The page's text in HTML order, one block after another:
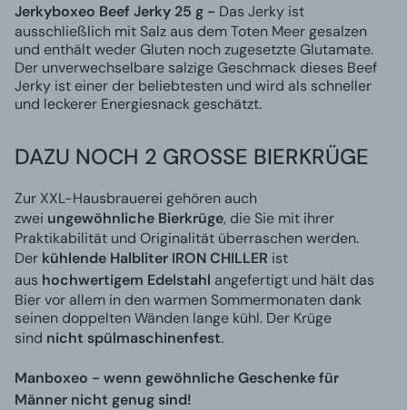
Jerkyboxeo Beef Jerky 25 g - Das Jerky ist
ausschließlich mit Salz aus dem Toten Meer gesalzen
und enthält weder Gluten noch zugesetzte Glutamate.
Der unverwechselbare salzige Geschmack dieses Beef
Jerky ist einer der beliebtesten und wird als schneller
und leckerer Energiesnack geschätzt.
DAZU NOCH 2 GROSSE BIERKRÜGE
Zur XXL-Hausbrauerei gehören auch
zwei ungewöhnliche Bierkrüge, die Sie mit ihrer
Praktikabilität und Originalität überraschen werden.
Der kühlende Halbliter IRON CHILLER ist
aus hochwertigem Edelstahl angefertigt und hält das
Bier vor allem in den warmen Sommermonaten dank
seinen doppelten Wänden lange kühl. Der Krüge
sind nicht spülmaschinenfest.
Manboxeo - wenn gewöhnliche Geschenke für
Männer nicht genug sind!